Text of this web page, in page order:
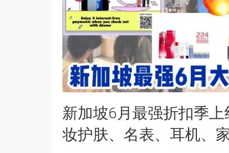
新加坡6月最强折扣季
妆护肤、名表、耳机、